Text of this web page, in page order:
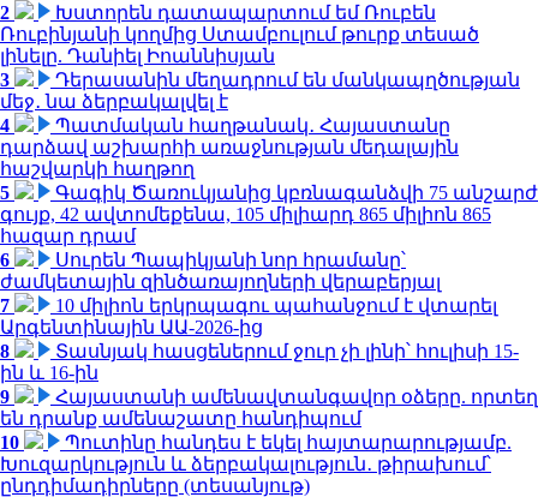
2
Խստորեն դատապարտում եմ Ռուբեն
Ռուբինյանի կողմից Ստամբուլում թուրք տեսած
լինելը. Դանիել Իոաննիսյան
3
Դերասանին մեղադրում են մանկապղծության
մեջ․ նա ձերբակալվել է
4
Պատմական հաղթանակ․ Հայաստանը
դարձավ աշխարհի առաջնության մեդալային
հաշվարկի հաղթող
5
Գագիկ Ծառուկյանից կբռնագանձվի 75 անշարժ
գույք, 42 ավտոմեքենա, 105 միլիարդ 865 միլիոն 865
հազար դրամ
6
Սուրեն Պապիկյանի նոր հրամանը՝
ժամկետային զինծառայողների վերաբերյալ
7
10 միլիոն երկրպագու պահանջում է վտարել
Արգենտինային ԱԱ-2026-ից
8
Տասնյակ հասցեներում ջուր չի լինի՝ հուլիսի 15-
ին և 16-ին
9
Հայաստանի ամենավտանգավոր օձերը. որտեղ
են դրանք ամենաշատը հանդիպում
10
Պուտինը հանդես է եկել հայտարարությամբ.
Խուզարկություն և ձերբակալություն․ թիրախում՝
ընդդիմադիրները (տեսանյութ)